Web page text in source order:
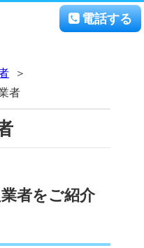
電話する
者
者をご紹介